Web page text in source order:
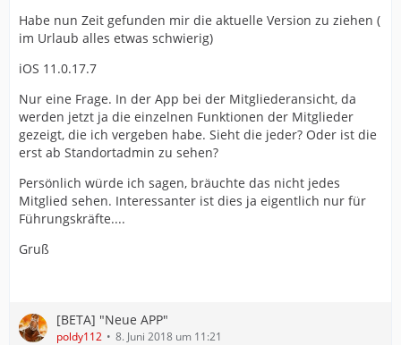
Kann ich bestätigen. Erst wenn man selber auf den
Termin geantwortet hat. Kann man die Anmeldung
sehen
08527801-830A-4310-AB97-1D83A6B402FF.jpeg
Habe nun Zeit gefunden mir die aktuelle Version zu ziehen (
im Urlaub alles etwas schwierig)
iOS 11.0.17.7
Nur eine Frage. In der App bei der Mitgliederansicht, da
werden jetzt ja die einzelnen Funktionen der Mitglieder
gezeigt, die ich vergeben habe. Sieht die jeder? Oder ist die
erst ab Standortadmin zu sehen?
Persönlich würde ich sagen, bräuchte das nicht jedes
Mitglied sehen. Interessanter ist dies ja eigentlich nur für
Führungskräfte....
Gruß
[BETA] "Neue APP"
poldy112 8. Juni 2018 um 11:21